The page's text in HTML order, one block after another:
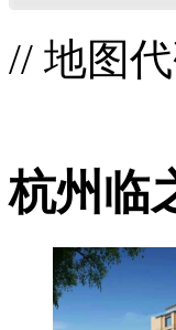
// 地图
杭州临